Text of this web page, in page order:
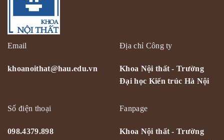
Email
khoanoithat@hau.edu.vn
Địa chỉ Công ty
Khoa Nội thất - Trường
Đại học Kiến trúc Hà Nội
Số điện thoại
098.4379.898
Fanpage
Khoa Nội thất - Trường